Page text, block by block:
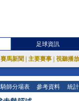
足球資訊
賽馬新聞 主要賽事 視聽播
騎師分場表 參考資料 統